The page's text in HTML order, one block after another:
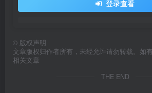
登录查看
© 版权声明
文章版权归作者所有，未经允许请勿转载。如
相关文章
THE END